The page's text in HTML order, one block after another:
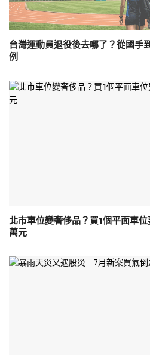
台灣運動員退役後去哪了？從國手
例
北市車位變奢侈品？買1個平面車
萬元